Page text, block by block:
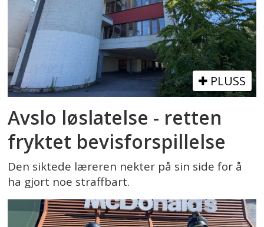
PLUSS
Avslo løslatelse - retten
fryktet bevisforspillelse
Den siktede læreren nekter på sin side for å
ha gjort noe straffbart.